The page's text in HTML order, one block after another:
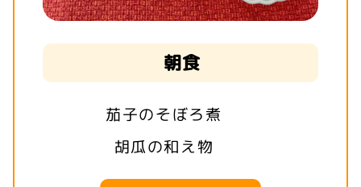
朝食
茄子のそぼろ煮
胡瓜の和え物